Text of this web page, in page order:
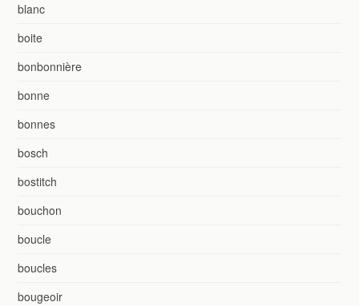
blanc
boite
bonbonnière
bonne
bonnes
bosch
bostitch
bouchon
boucle
boucles
bougeoir